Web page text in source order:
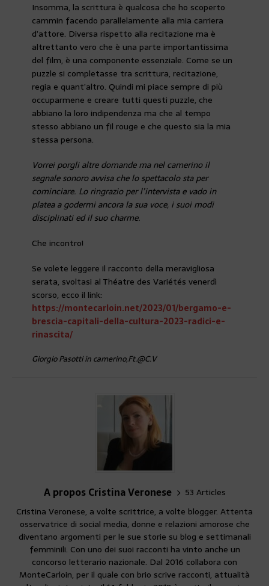
Insomma, la scrittura è qualcosa che ho scoperto
cammin facendo parallelamente alla mia carriera
d’attore. Diversa rispetto alla recitazione ma è
altrettanto vero che è una parte importantissima
del film, è una componente essenziale. Come se un
puzzle si completasse tra scrittura, recitazione,
regia e quant’altro. Quindi mi piace sempre di più
occuparmene e creare tutti questi puzzle, che
abbiano la loro indipendenza ma che al tempo
stesso abbiano un fil rouge e che questo sia la mia
stessa persona.
Vorrei porgli altre domande ma nel camerino il
segnale sonoro avvisa che lo spettacolo sta per
cominciare. Lo ringrazio per l’intervista e vado in
platea a godermi ancora la sua voce, i suoi modi
disciplinati ed il suo charme.
Che incontro!
Se volete leggere il racconto della meravigliosa
serata, svoltasi al Théatre des Variétés venerdì
scorso, ecco il link:
https://montecarloin.net/2023/01/bergamo-e-
brescia-capitali-della-cultura-2023-radici-e-
rinascita/
Giorgio Pasotti in camerino,Ft.@C.V
A propos Cristina Veronese
53 Articles
Cristina Veronese, a volte scrittrice, a volte blogger. Attenta
osservatrice di social media, donne e relazioni amorose che
diventano argomenti per le sue storie su blog e settimanali
femminili. Con uno dei suoi racconti ha vinto anche un
concorso letterario nazionale. Dal 2016 collabora con
MonteCarloin, per il quale con brio scrive racconti, attualità